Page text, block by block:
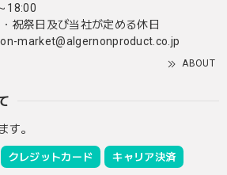
18:00
祝祭日及び当社が定める休日
market@algernonproduct.co.jp
ABOUT
す。
クレジットカード キャリア決済